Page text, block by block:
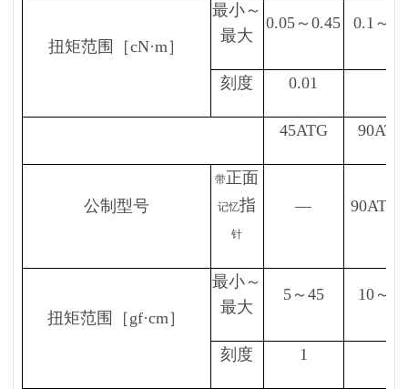
扭矩范围［cN·m］
最小～
最大
0.05～0.45 0.1～
刻度 0.01
45ATG 90ATG
公制型号
带正面
记忆指
针
— 90ATG-
扭矩范围［gf·cm］
最小～
最大
5～45 10～90
刻度 1